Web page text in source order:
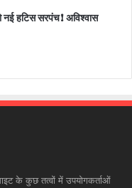
नई हटिस सरपंच! अविश्वास
के कुछ तत्वों में उपयोगकर्ताओं